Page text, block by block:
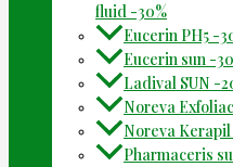
fluid -30%
Eucerin PH5 -
Eucerin sun -
Ladival SUN -
Noreva
Noreva Kerapil
Pharmaceris